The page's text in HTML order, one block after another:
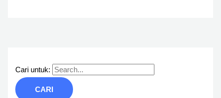
Cari untuk: